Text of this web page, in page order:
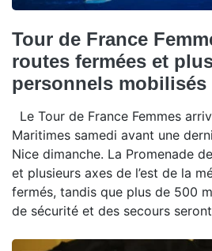
Tour de France
routes fermées et
personnels mobilisés
Le Tour de France Femmes
Maritimes samedi avant une
Nice dimanche. La Promenade
et plusieurs axes de l’est de la
fermés, tandis que plus de 500
de sécurité et des secours